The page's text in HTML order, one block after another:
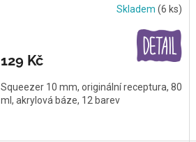
Skladem (6 ks)
129 Kč
Squeezer 10 mm, originální receptura, 80
ml, akrylová báze, 12 barev